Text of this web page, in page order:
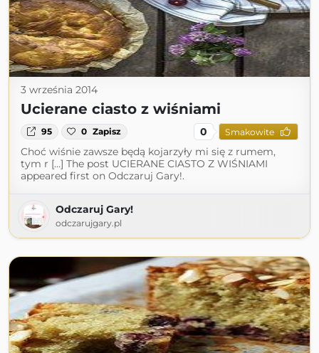
3 września 2014
Ucierane ciasto z wiśniami
95 0 Zapisz 0 Smakowite
Choć wiśnie zawsze będą kojarzyły mi się z rumem,
tym r […] The post UCIERANE CIASTO Z WIŚNIAMI
appeared first on Odczaruj Gary!.
Odczaruj Gary!
odczarujgary.pl